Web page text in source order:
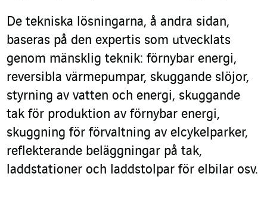
De tekniska lösningarna, å andra sidan,
baseras på den expertis som utvecklats
genom mänsklig teknik: förnybar energi,
reversibla värmepumpar, skuggande slöjor,
styrning av vatten och energi, skuggande
tak för produktion av förnybar energi,
skuggning för förvaltning av elcykelparker,
reflekterande beläggningar på tak,
laddstationer och laddstolpar för elbilar osv.